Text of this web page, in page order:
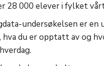
28 000 elever i fylket
undersøkelsen er
hva du er opptatt av og